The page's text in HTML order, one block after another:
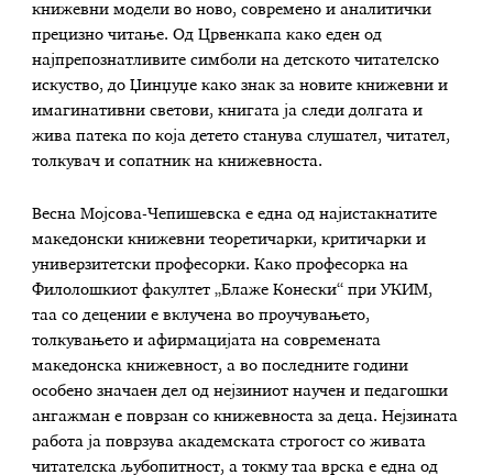
книжевни модели во ново, современо и аналитички
прецизно читање. Од Црвенкапа како еден од
најпрепознатливите симболи на детското читателско
искуство, до Џинџуџе како знак за новите книжевни и
имагинативни светови, книгата ја следи долгата и
жива патека по која детето станува слушател, читател,
толкувач и сопатник на книжевноста.
Весна Мојсова-Чепишевска е една од најистакнатите
македонски книжевни теоретичарки, критичарки и
универзитетски професорки. Како професорка на
Филолошкиот факултет „Блаже Конески“ при УКИМ,
таа со децении е вклучена во проучувањето,
толкувањето и афирмацијата на современата
македонска книжевност, а во последните години
особено значаен дел од нејзиниот научен и педагошки
ангажман е поврзан со книжевноста за деца. Нејзината
работа ја поврзува академската строгост со живата
читателска љубопитност, а токму таа врска е една од